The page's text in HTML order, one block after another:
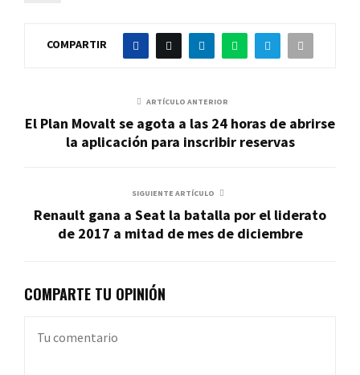
COMPARTIR
ARTÍCULO ANTERIOR
El Plan Movalt se agota a las 24 horas de abrirse
la aplicación para inscribir reservas
SIGUIENTE ARTÍCULO
Renault gana a Seat la batalla por el liderato
de 2017 a mitad de mes de diciembre
COMPARTE TU OPINIÓN